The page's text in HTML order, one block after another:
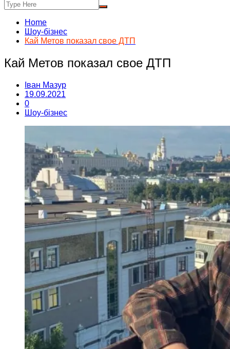
Home
Шоу-бізнес
Кай Метов показал свое ДТП
Кай Метов показал свое ДТП
Іван Мазур
19.09.2021
0
Шоу-бізнес